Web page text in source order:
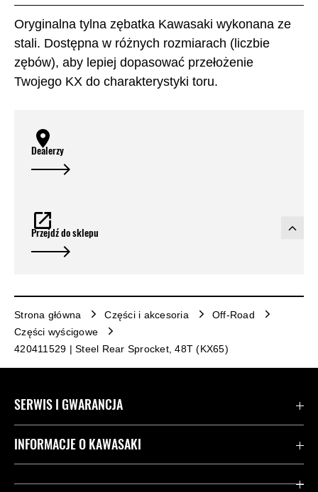
Oryginalna tylna zębatka Kawasaki wykonana ze
stali. Dostępna w różnych rozmiarach (liczbie
zębów), aby lepiej dopasować przełożenie
Twojego KX do charakterystyki toru.
Dealerzy
Przejdź do sklepu
Strona główna Części i akcesoria
Off-Road
Części wyścigowe
420411529 | Steel Rear Sprocket, 48T (KX65)
SERWIS I GWARANCJA
Kontakt
INFORMACJE O KAWASAKI
Dziedzictwo Kawasaki